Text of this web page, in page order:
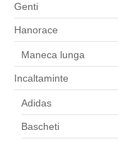
Genti
Hanorace
Maneca lunga
Incaltaminte
Adidas
Bascheti